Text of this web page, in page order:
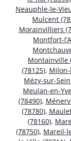
Neauphle-le-
Mulcent
Morainvilliers
Montfort-
Montainville
(78125), Milon-
Mézy-sur-
Meulan-en-
(78490),
(78780),
(78160),
(78750), Mareil-